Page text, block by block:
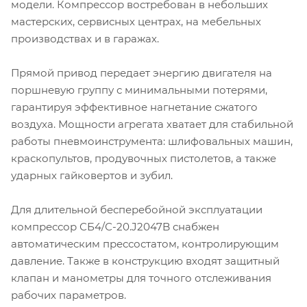
модели. Компрессор востребован в небольших
мастерских, сервисных центрах, на мебельных
производствах и в гаражах.
Прямой привод передает энергию двигателя на
поршневую группу с минимальными потерями,
гарантируя эффективное нагнетание сжатого
воздуха. Мощности агрегата хватает для стабильной
работы пневмоинструмента: шлифовальных машин,
краскопультов, продувочных пистолетов, а также
ударных гайковертов и зубил.
Для длительной бесперебойной эксплуатации
компрессор СБ4/С-20.J2047B снабжен
автоматическим прессостатом, контролирующим
давление. Также в конструкцию входят защитный
клапан и манометры для точного отслеживания
рабочих параметров.